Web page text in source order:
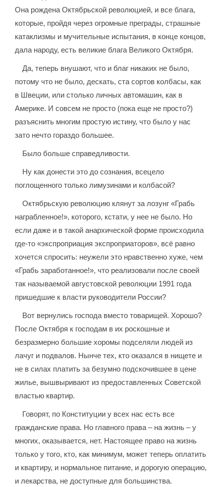
Она рождена Октябрьской революцией, и все блага,
которые, пройдя через огромные преграды, страшные
катаклизмы и мучительные испытания, в конце концов,
дала народу, есть великие блага Великого Октября.
Да, теперь внушают, что и благ никаких не было,
потому что не было, дескать, ста сортов колбасы, как
в Швеции, или столько личных автомашин, как в
Америке. И совсем не просто (пока еще не просто?)
разъяснить многим простую истину, что было у нас
зато нечто гораздо большее.
Было больше справедливости.
Ну как донести это до сознания, всецело
поглощенного только лимузинами и колбасой?
Октябрьскую революцию клянут за лозунг «Грабь
награбленное!», которого, кстати, у нее не было. Но
если даже и в такой анархической форме происходила
где-то «экспроприация экспроприаторов», всё равно
хочется спросить: неужели это нравственно хуже, чем
«Грабь заработанное!», что реализовали после своей
так называемой августовской революции 1991 года
пришедшие к власти руководители России?
Вот вернулись господа вместо товарищей. Хорошо?
После Октября к господам в их роскошные и
безразмерно большие хоромы подселяли людей из
лачуг и подвалов. Нынче тех, кто оказался в нищете и
не в силах платить за безумно подскочившее в цене
жилье, вышвыривают из предоставленных Советской
властью квартир.
Говорят, по Конституции у всех нас есть все
гражданские права. Но главного права – на жизнь – у
многих, оказывается, нет. Настоящее право на жизнь
только у того, кто, как минимум, может теперь оплатить
и квартиру, и нормальное питание, и дорогую операцию,
и лекарства, не доступные для большинства.